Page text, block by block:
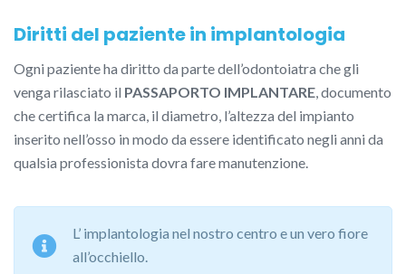
Diritti del paziente in implantologia
Ogni paziente ha diritto da parte dell’odontoiatra che gli
venga rilasciato il PASSAPORTO IMPLANTARE , documento
che certifica la marca, il diametro, l’altezza del impianto
inserito nell’osso in modo da essere identificato negli anni da
qualsia professionista dovra fare manutenzione.
L’ implantologia nel nostro centro e un vero fiore
all’occhiello.